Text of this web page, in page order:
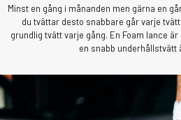
Minst en gång i månanden men gärna en
du tvättar desto snabbare går varje
grundlig tvätt varje gång. En Foam lance
en snabb underhållstvätt